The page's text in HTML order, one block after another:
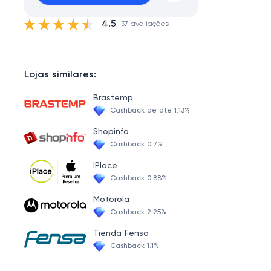
4.5 37 avaliações
Lojas similares:
Brastemp
Cashback de até 1.13%
Shopinfo
Cashback 0.7%
IPlace
Cashback 0.88%
Motorola
Cashback 2.25%
Tienda Fensa
Cashback 1.1%